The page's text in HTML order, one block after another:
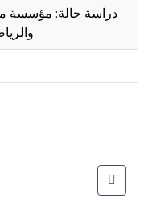
دراسة حالة: مؤسسة